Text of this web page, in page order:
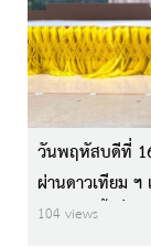
วันพฤหัสบดีที่
ผ่านดาวเทียม ฯ
(คสป.) ครั้งที่ 25
104 views